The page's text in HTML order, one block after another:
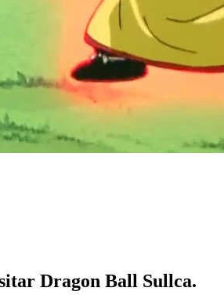
Dragon Ball Sullca.